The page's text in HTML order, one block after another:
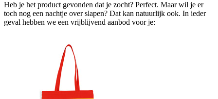
Heb je het product gevonden dat je zocht? Perfect. Maar wil je er
toch nog een nachtje over slapen? Dat kan natuurlijk ook. In ieder
geval hebben we een vrijblijvend aanbod voor je: